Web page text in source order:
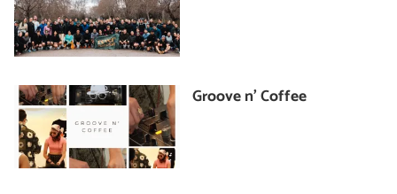
Groove n’ Coffee